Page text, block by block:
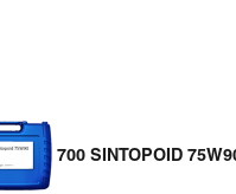
700 SINTOPOID